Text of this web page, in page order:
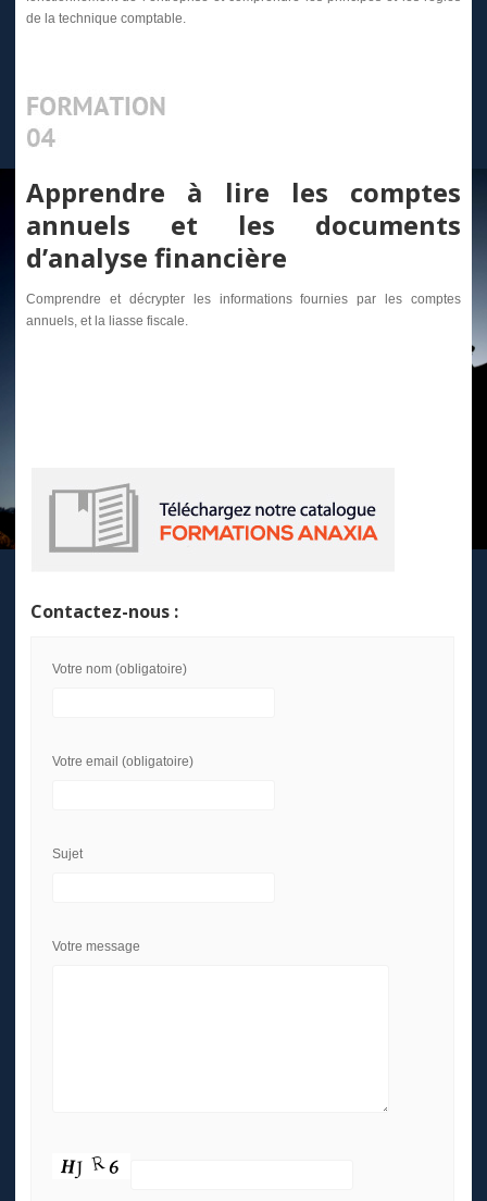
de la technique comptable.
Apprendre à lire les comptes
annuels et les documents
d’analyse financière
Comprendre et décrypter les informations fournies par les comptes
annuels, et la liasse fiscale.
Contactez-nous :
Votre nom (obligatoire)
Votre email (obligatoire)
Sujet
Votre message